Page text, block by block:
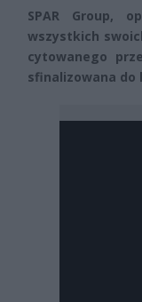
SPAR Group,
wszystkich
cytowanego
sfinalizowana do